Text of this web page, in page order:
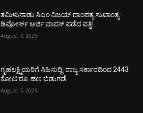
ತಮಿಳುನಾಡು ಸಿಎಂ ವಿಜಯ್‌ ದಾಂಪತ್ಯ ಸುಖಾಂತ್ಯ:
ಡಿವೋರ್ಸ್‌ ಅರ್ಜಿ ವಾಪಸ್‌ ಪಡೆದ ಪತ್ನಿ!
August 7, 2026
ಗೃಹಲಕ್ಷ್ಮಿಯರಿಗೆ ಸಿಹಿಸುದ್ದಿ: ರಾಜ್ಯ ಸರ್ಕಾರದಿಂದ 2443
ಕೋಟಿ ರೂ. ಹಣ ಬಿಡುಗಡೆ
August 7, 2026